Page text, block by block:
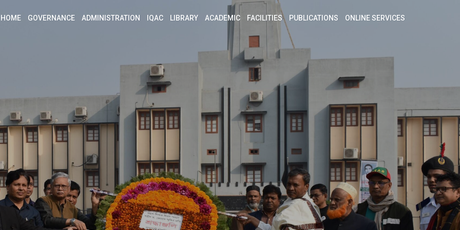
HOME GOVERNANCE ADMINISTRATION IQAC LIBRARY ACADEMIC FACILITIES PUBLICATIONS ONLINE SERVICES